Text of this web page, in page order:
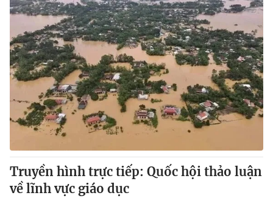
Truyền hình trực tiếp: Quốc hội thảo luận
về lĩnh vực giáo dục